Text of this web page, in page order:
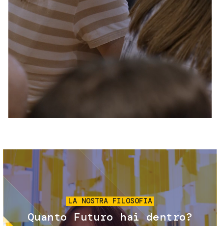
Servizi e accessibilità
Contatti
FAQ
Biglietti
Immagine
LA NOSTRA FILOSOFIA
Quanto Futuro hai dentro?